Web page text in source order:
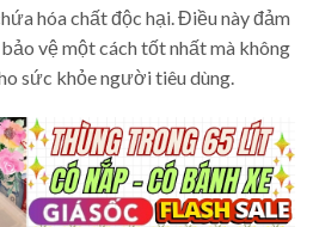
hóa chất độc hại. Điều này đảm
vệ một cách tốt nhất mà không
sức khỏe người tiêu dùng.